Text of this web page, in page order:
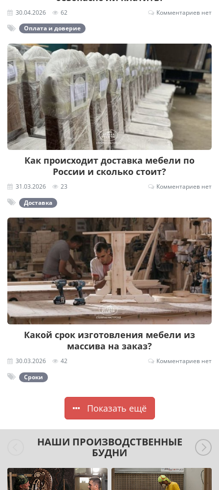
30.04.2026 62
Комментариев нет
Оплата и доверие
Как происходит доставка мебели по
России и сколько стоит?
31.03.2026 23
Комментариев нет
Доставка
Какой срок изготовления мебели из
массива на заказ?
30.03.2026 42
Комментариев нет
Сроки
Показать ещё
НАШИ ПРОИЗВОДСТВЕННЫЕ
БУДНИ